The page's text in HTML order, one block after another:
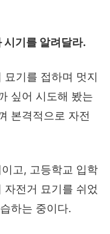
시기를 알려달라.
기를 접하며 멋지
싶어 시도해 봤는
본격적으로 자전
고 , 고등학교 입학
자전거 묘기를 쉬었
하는 중이다.